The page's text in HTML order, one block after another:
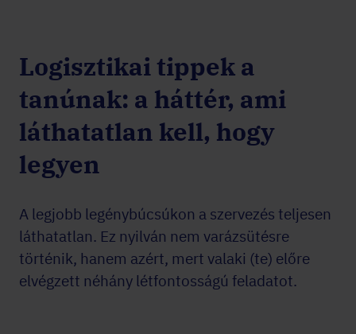
Logisztikai tippek a
tanúnak: a háttér, ami
láthatatlan kell, hogy
legyen
A legjobb legénybúcsúkon a szervezés teljesen
láthatatlan. Ez nyilván nem varázsütésre
történik, hanem azért, mert valaki (te) előre
elvégzett néhány létfontosságú feladatot.